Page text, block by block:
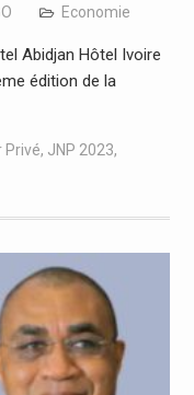
Economie
Abidjan Hôtel Ivoire
édition de la
Privé, JNP 2023,